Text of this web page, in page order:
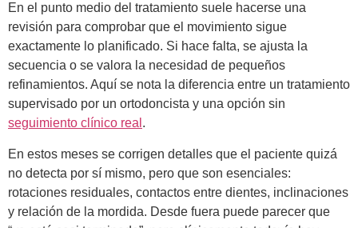
En el punto medio del tratamiento suele hacerse una
revisión para comprobar que el movimiento sigue
exactamente lo planificado. Si hace falta, se ajusta la
secuencia o se valora la necesidad de pequeños
refinamientos. Aquí se nota la diferencia entre un tratamiento
supervisado por un ortodoncista y una opción sin
seguimiento clínico real .
En estos meses se corrigen detalles que el paciente quizá
no detecta por sí mismo, pero que son esenciales:
rotaciones residuales, contactos entre dientes, inclinaciones
y relación de la mordida. Desde fuera puede parecer que